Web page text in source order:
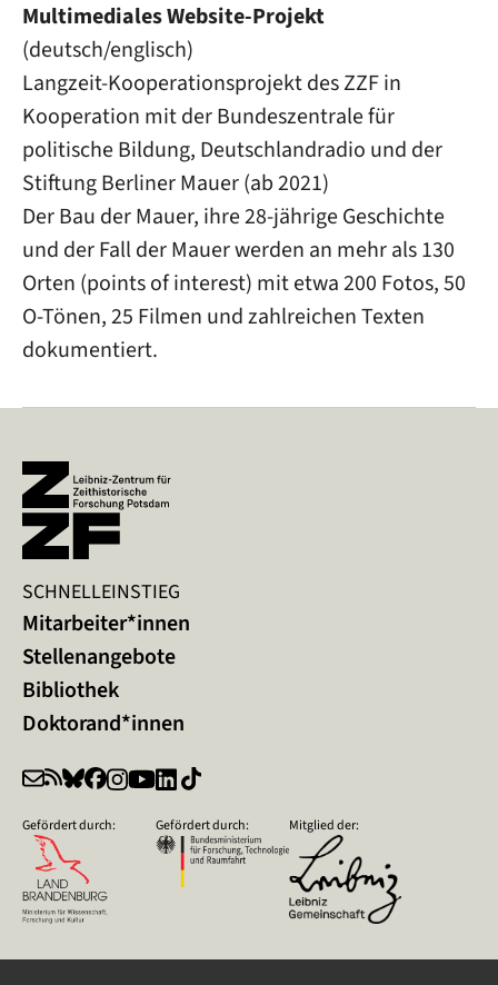
Multimediales Website-Projekt
(deutsch/englisch)
Langzeit-Kooperationsprojekt des ZZF in
Kooperation mit der Bundeszentrale für
politische Bildung, Deutschlandradio und der
Stiftung Berliner Mauer (ab 2021)
Der Bau der Mauer, ihre 28-jährige Geschichte
und der Fall der Mauer werden an mehr als 130
Orten (points of interest) mit etwa 200 Fotos, 50
O-Tönen, 25 Filmen und zahlreichen Texten
dokumentiert.
SCHNELLEINSTIEG
Mitarbeiter*innen
Stellenangebote
Bibliothek
Doktorand*innen
Gefördert durch: Gefördert durch: Mitglied der: